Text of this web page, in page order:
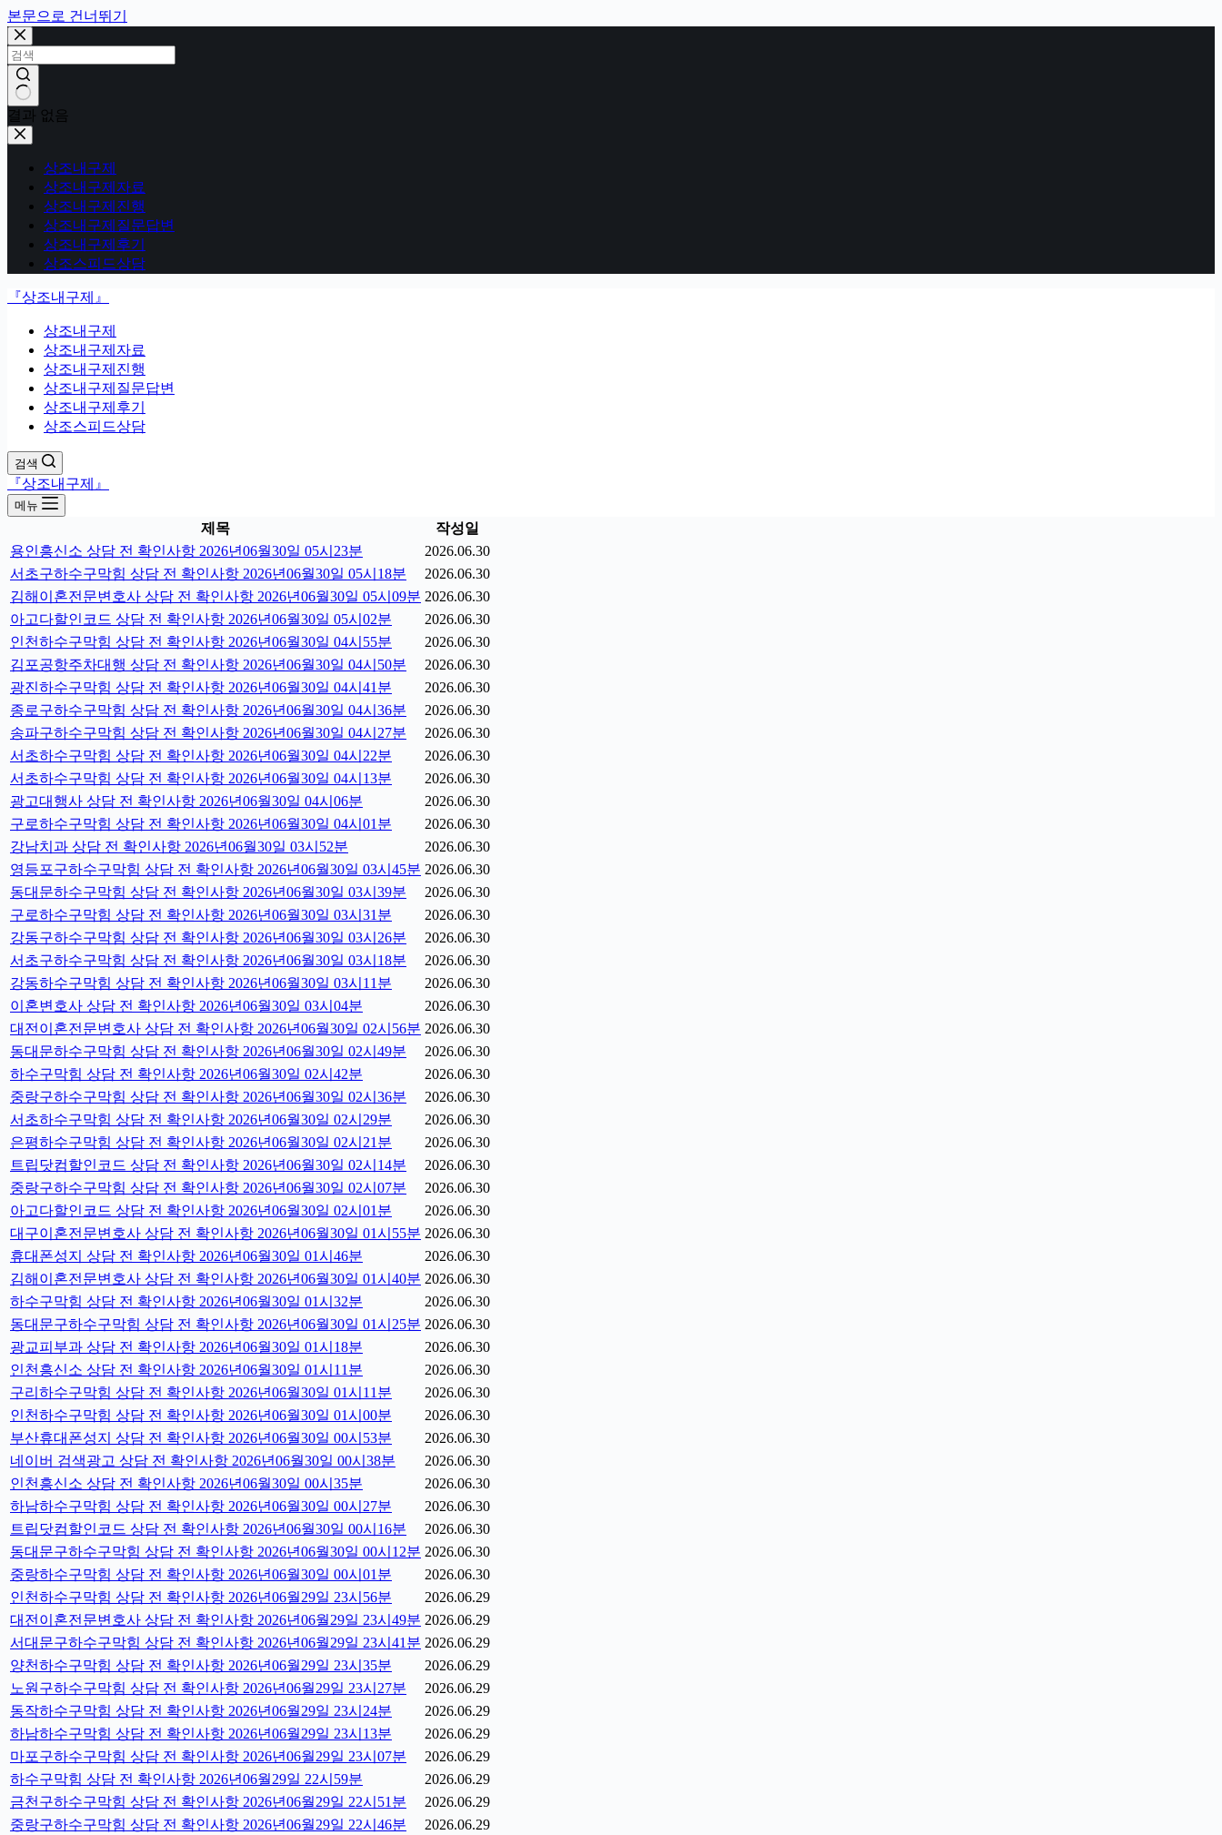
본문으로 건너뛰기
결과 없음
상조내구제
상조내구제자료
상조내구제진행
상조내구제질문답변
상조내구제후기
상조스피드상담
『상조내구제』
상조내구제
상조내구제자료
상조내구제진행
상조내구제질문답변
상조내구제후기
상조스피드상담
검색
『상조내구제』
메뉴
제목
작성일
용인흥신소 상담 전 확인사항 2026년06월30일 05시23분
2026.06.30
서초구하수구막힘 상담 전 확인사항 2026년06월30일 05시18분
2026.06.30
김해이혼전문변호사 상담 전 확인사항 2026년06월30일 05시09분 2026.06.30
아고다할인코드 상담 전 확인사항 2026년06월30일 05시02분
2026.06.30
인천하수구막힘 상담 전 확인사항 2026년06월30일 04시55분
2026.06.30
김포공항주차대행 상담 전 확인사항 2026년06월30일 04시50분
2026.06.30
광진하수구막힘 상담 전 확인사항 2026년06월30일 04시41분
2026.06.30
종로구하수구막힘 상담 전 확인사항 2026년06월30일 04시36분
2026.06.30
송파구하수구막힘 상담 전 확인사항 2026년06월30일 04시27분
2026.06.30
서초하수구막힘 상담 전 확인사항 2026년06월30일 04시22분
2026.06.30
서초하수구막힘 상담 전 확인사항 2026년06월30일 04시13분
2026.06.30
광고대행사 상담 전 확인사항 2026년06월30일 04시06분
2026.06.30
구로하수구막힘 상담 전 확인사항 2026년06월30일 04시01분
2026.06.30
강남치과 상담 전 확인사항 2026년06월30일 03시52분
2026.06.30
영등포구하수구막힘 상담 전 확인사항 2026년06월30일 03시45분 2026.06.30
동대문하수구막힘 상담 전 확인사항 2026년06월30일 03시39분
2026.06.30
구로하수구막힘 상담 전 확인사항 2026년06월30일 03시31분
2026.06.30
강동구하수구막힘 상담 전 확인사항 2026년06월30일 03시26분
2026.06.30
서초구하수구막힘 상담 전 확인사항 2026년06월30일 03시18분
2026.06.30
강동하수구막힘 상담 전 확인사항 2026년06월30일 03시11분
2026.06.30
이혼변호사 상담 전 확인사항 2026년06월30일 03시04분
2026.06.30
대전이혼전문변호사 상담 전 확인사항 2026년06월30일 02시56분 2026.06.30
동대문하수구막힘 상담 전 확인사항 2026년06월30일 02시49분
2026.06.30
하수구막힘 상담 전 확인사항 2026년06월30일 02시42분
2026.06.30
중랑구하수구막힘 상담 전 확인사항 2026년06월30일 02시36분
2026.06.30
서초하수구막힘 상담 전 확인사항 2026년06월30일 02시29분
2026.06.30
은평하수구막힘 상담 전 확인사항 2026년06월30일 02시21분
2026.06.30
트립닷컴할인코드 상담 전 확인사항 2026년06월30일 02시14분
2026.06.30
중랑구하수구막힘 상담 전 확인사항 2026년06월30일 02시07분
2026.06.30
아고다할인코드 상담 전 확인사항 2026년06월30일 02시01분
2026.06.30
대구이혼전문변호사 상담 전 확인사항 2026년06월30일 01시55분 2026.06.30
휴대폰성지 상담 전 확인사항 2026년06월30일 01시46분
2026.06.30
김해이혼전문변호사 상담 전 확인사항 2026년06월30일 01시40분 2026.06.30
하수구막힘 상담 전 확인사항 2026년06월30일 01시32분
2026.06.30
동대문구하수구막힘 상담 전 확인사항 2026년06월30일 01시25분 2026.06.30
광교피부과 상담 전 확인사항 2026년06월30일 01시18분
2026.06.30
인천흥신소 상담 전 확인사항 2026년06월30일 01시11분
2026.06.30
구리하수구막힘 상담 전 확인사항 2026년06월30일 01시11분
2026.06.30
인천하수구막힘 상담 전 확인사항 2026년06월30일 01시00분
2026.06.30
부산휴대폰성지 상담 전 확인사항 2026년06월30일 00시53분
2026.06.30
네이버 검색광고 상담 전 확인사항 2026년06월30일 00시38분
2026.06.30
인천흥신소 상담 전 확인사항 2026년06월30일 00시35분
2026.06.30
하남하수구막힘 상담 전 확인사항 2026년06월30일 00시27분
2026.06.30
트립닷컴할인코드 상담 전 확인사항 2026년06월30일 00시16분
2026.06.30
동대문구하수구막힘 상담 전 확인사항 2026년06월30일 00시12분 2026.06.30
중랑하수구막힘 상담 전 확인사항 2026년06월30일 00시01분
2026.06.30
인천하수구막힘 상담 전 확인사항 2026년06월29일 23시56분
2026.06.29
대전이혼전문변호사 상담 전 확인사항 2026년06월29일 23시49분 2026.06.29
서대문구하수구막힘 상담 전 확인사항 2026년06월29일 23시41분 2026.06.29
양천하수구막힘 상담 전 확인사항 2026년06월29일 23시35분
2026.06.29
노원구하수구막힘 상담 전 확인사항 2026년06월29일 23시27분
2026.06.29
동작하수구막힘 상담 전 확인사항 2026년06월29일 23시24분
2026.06.29
하남하수구막힘 상담 전 확인사항 2026년06월29일 23시13분
2026.06.29
마포구하수구막힘 상담 전 확인사항 2026년06월29일 23시07분
2026.06.29
하수구막힘 상담 전 확인사항 2026년06월29일 22시59분
2026.06.29
금천구하수구막힘 상담 전 확인사항 2026년06월29일 22시51분
2026.06.29
중랑구하수구막힘 상담 전 확인사항 2026년06월29일 22시46분
2026.06.29